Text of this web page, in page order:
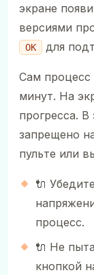
экране
версиями
ОК для
Сам процесс
минут. На
прогресса. В
запрещено
пульте или
🔌
процесс.
🔌 Не
кнопкой